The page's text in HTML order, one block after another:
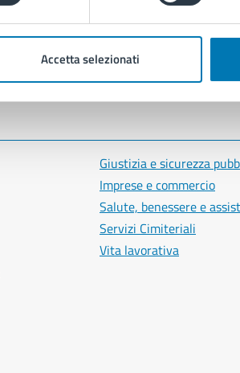
Accetta selezionati
Giustizia e sicurezza
Imprese e commercio
Salute, benessere e
Servizi Cimiteriali
Vita lavorativa